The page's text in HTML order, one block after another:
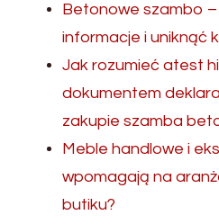
Betonowe szambo
informacje i uniknąć
Jak rozumieć atest
dokumentem
zakupie szamba
Meble handlowe i
wpomagają na
butiku?